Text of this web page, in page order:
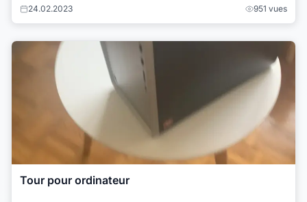
24.02.2023
951 vues
Tour pour ordinateur